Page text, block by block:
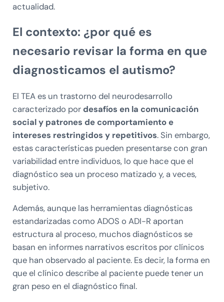
actualidad.
El contexto: ¿por qué es
necesario revisar la forma en que
diagnosticamos el autismo?
El TEA es un trastorno del neurodesarrollo
caracterizado por desafíos en la comunicación
social y patrones de comportamiento e
intereses restringidos y repetitivos. Sin embargo,
estas características pueden presentarse con gran
variabilidad entre individuos, lo que hace que el
diagnóstico sea un proceso matizado y, a veces,
subjetivo.
Además, aunque las herramientas diagnósticas
estandarizadas como ADOS o ADI-R aportan
estructura al proceso, muchos diagnósticos se
basan en informes narrativos escritos por clínicos
que han observado al paciente. Es decir, la forma en
que el clínico describe al paciente puede tener un
gran peso en el diagnóstico final.